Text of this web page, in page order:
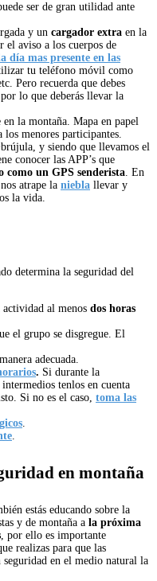
ser de gran utilidad ante
y un cargador extra en la
aviso a los cuerpos de
día mas presente en las
tu teléfono móvil como
Pero recuerda que debes
lo que deberás llevar la
la montaña. Mapa en papel
los menores participantes.
y siendo que llevamos el
conocer las APP’s que
un GPS senderista. En
atrape la niebla llevar y
la vida.
determina la seguridad del
al menos dos horas
el grupo se disgregue. El
adecuada.
. Si durante la
tenlos en cuenta
Si no es el caso, toma las
.
.
en montaña
estás educando sobre la
y de montaña a la próxima
, por ello es importante
realizas para que las
seguridad en el medio natural la